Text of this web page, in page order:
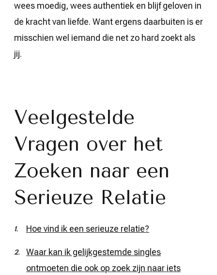
wees moedig, wees authentiek en blijf geloven in
de kracht van liefde. Want ergens daarbuiten is er
misschien wel iemand die net zo hard zoekt als
jij.
Veelgestelde
Vragen over het
Zoeken naar een
Serieuze Relatie
Hoe vind ik een serieuze relatie?
Waar kan ik gelijkgestemde singles
ontmoeten die ook op zoek zijn naar iets